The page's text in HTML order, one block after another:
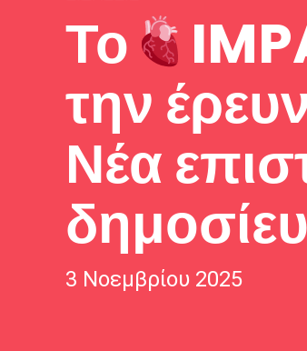
Το
την
Νέα
3 Νοεμβρίου 2025